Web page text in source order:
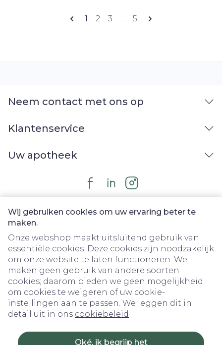
Wij gebruiken cookies om uw ervaring beter te
maken.
Onze webshop maakt uitsluitend gebruik van
essentiële cookies. Deze cookies zijn noodzakelijk
om onze website te laten functioneren. We
maken geen gebruik van andere soorten
cookies; daarom bieden we geen mogelijkheid
om cookies te weigeren of uw cookie-
instellingen aan te passen. We leggen dit in
detail uit in ons cookiebeleid
Oké, ik begrijp het
Pagina's
U lees momenteel pagina
1 Pagina
2 Pagina
3 ... Pagina
5
Neem contact met ons op
Klantenservice
Uw apotheek
Juridische links